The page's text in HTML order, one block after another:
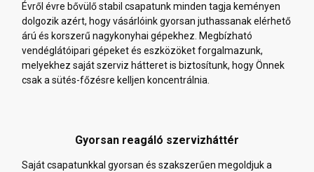
Évről évre bővülő stabil csapatunk minden tagja keményen
dolgozik azért, hogy vásárlóink gyorsan juthassanak elérhető
árú és korszerű nagykonyhai gépekhez. Megbízható
vendéglátóipari gépeket és eszközöket forgalmazunk,
melyekhez saját szerviz hátteret is biztosítunk, hogy Önnek
csak a sütés-főzésre kelljen koncentrálnia.
Gyorsan reagáló szervizháttér
Saját csapatunkkal gyorsan és szakszerűen megoldjuk a